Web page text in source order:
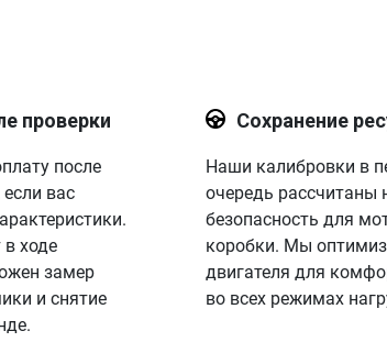
проверки
после
вас
ходе
замер
и снятие
Сохранение
Наши калибровки в
очередь рассчитаны
безопасность для
коробки. Мы
двигателя для
во всех режимах